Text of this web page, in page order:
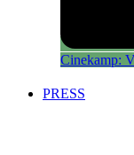
Cinekamp:
PRESS